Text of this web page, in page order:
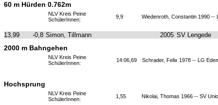
60 m Hürden 0.762m
NLV Kreis Peine
SchülerInnen:
9,9 Wiedenroth, Constantin 1990 --
13,99 -0,8 Simon, Tillmann 2005 SV Lengede
2000 m Bahngehen
NLV Kreis Peine
SchülerInnen:
14:06,69 Schrader, Felix 1978 -- LG
Hochsprung
NLV Kreis Peine
SchülerInnen:
1,55 Nikolai, Thomas 1966 -- SV